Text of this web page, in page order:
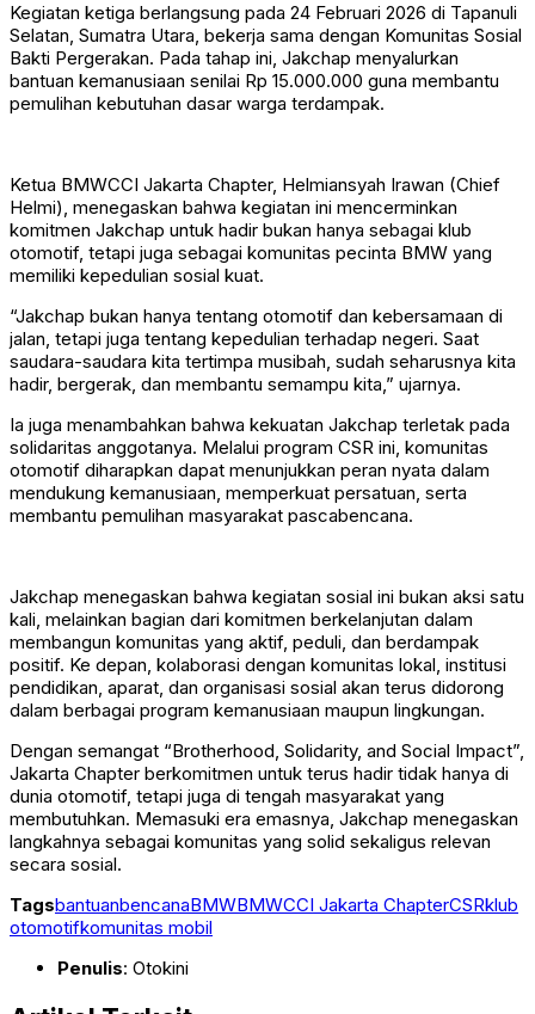
Kegiatan ketiga berlangsung pada 24 Februari 2026 di Tapanuli
Selatan, Sumatra Utara, bekerja sama dengan Komunitas Sosial
Bakti Pergerakan. Pada tahap ini, Jakchap menyalurkan
bantuan kemanusiaan senilai Rp 15.000.000 guna membantu
pemulihan kebutuhan dasar warga terdampak.
Ketua BMWCCI Jakarta Chapter, Helmiansyah Irawan (Chief
Helmi), menegaskan bahwa kegiatan ini mencerminkan
komitmen Jakchap untuk hadir bukan hanya sebagai klub
otomotif, tetapi juga sebagai komunitas pecinta BMW yang
memiliki kepedulian sosial kuat.
“Jakchap bukan hanya tentang otomotif dan kebersamaan di
jalan, tetapi juga tentang kepedulian terhadap negeri. Saat
saudara-saudara kita tertimpa musibah, sudah seharusnya kita
hadir, bergerak, dan membantu semampu kita,” ujarnya.
Ia juga menambahkan bahwa kekuatan Jakchap terletak pada
solidaritas anggotanya. Melalui program CSR ini, komunitas
otomotif diharapkan dapat menunjukkan peran nyata dalam
mendukung kemanusiaan, memperkuat persatuan, serta
membantu pemulihan masyarakat pascabencana.
Jakchap menegaskan bahwa kegiatan sosial ini bukan aksi satu
kali, melainkan bagian dari komitmen berkelanjutan dalam
membangun komunitas yang aktif, peduli, dan berdampak
positif. Ke depan, kolaborasi dengan komunitas lokal, institusi
pendidikan, aparat, dan organisasi sosial akan terus didorong
dalam berbagai program kemanusiaan maupun lingkungan.
Dengan semangat “Brotherhood, Solidarity, and Social Impact”,
Jakarta Chapter berkomitmen untuk terus hadir tidak hanya di
dunia otomotif, tetapi juga di tengah masyarakat yang
membutuhkan. Memasuki era emasnya, Jakchap menegaskan
langkahnya sebagai komunitas yang solid sekaligus relevan
secara sosial.
TagsbantuanbencanaBMWBMWCCI Jakarta ChapterCSRklub
otomotifkomunitas mobil
Penulis: Otokini